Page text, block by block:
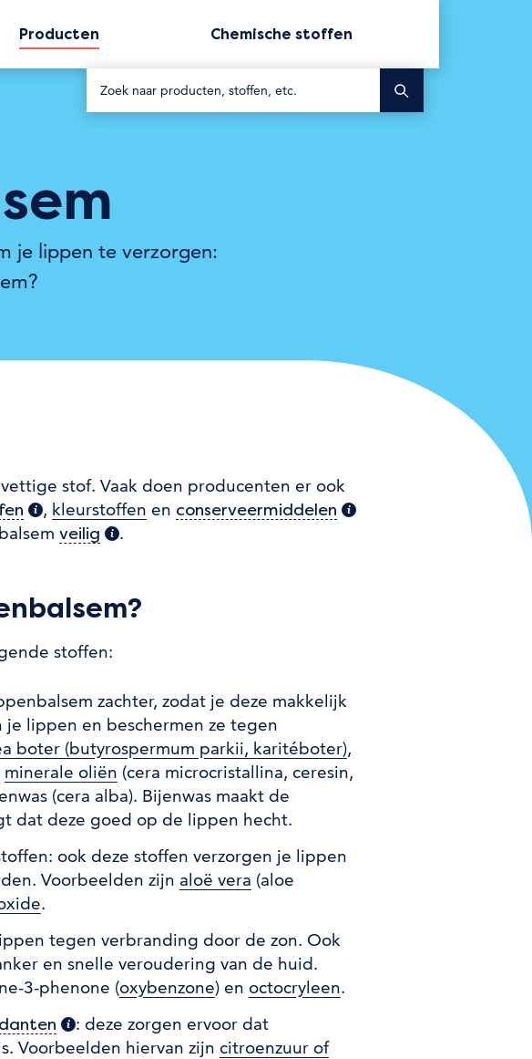
Producten Chemische stoffen
Zoek
je lippen te verzorgen:
stof. Vaak doen producenten er ook
(extra informatie)
, kleurstoffen en conserveermiddelen (extra informatie)
veilig (extra informatie)
.
stoffen:
zachter, zodat je deze makkelijk
lippen en beschermen ze tegen
boter (butyrospermum parkii, karitéboter),
minerale oliën (cera microcristallina, ceresin,
(cera alba). Bijenwas maakt de
dat deze goed op de lippen hecht.
ook deze stoffen verzorgen je lippen
Voorbeelden zijn aloë vera (aloe
.
tegen verbranding door de zon. Ook
en snelle veroudering van de huid.
3-phenone (oxybenzone) en octocryleen.
(extra informatie)
: deze zorgen ervoor dat
Voorbeelden hiervan zijn citroenzuur of